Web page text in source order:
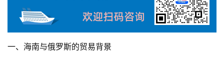
一、海南与俄罗斯的贸易背景